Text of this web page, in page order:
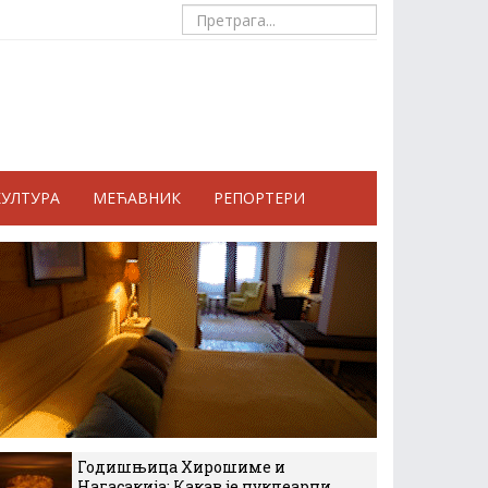
МЕЋАВНИК РЕПОРТЕРИ
Годишњица Хирошиме и